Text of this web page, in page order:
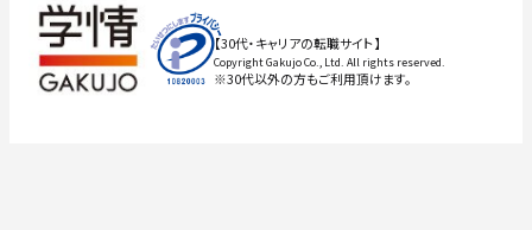
【30代・キャリアの転職サイト】
Copyright Gakujo Co., Ltd. All rights reserved.
※30代以外の方もご利用頂けます。